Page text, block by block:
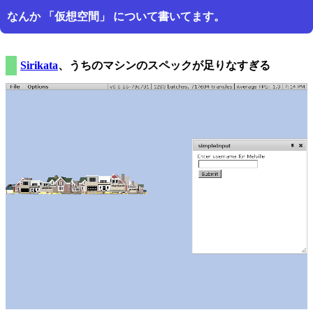
なんか 仮想空間 について書いてます。
Sirikata、うちのマシンのスペックが足りなすぎる